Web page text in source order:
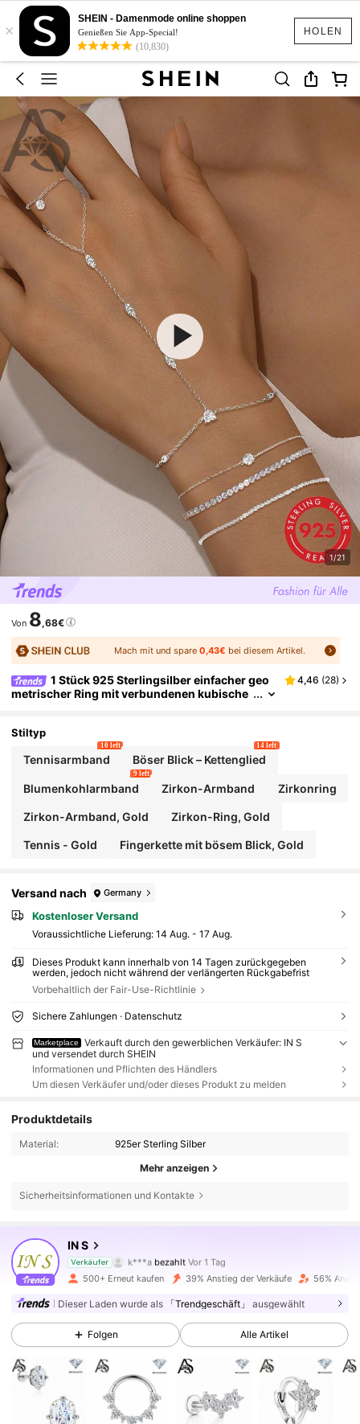
HOLEN
×
SHEIN - Damenmode online shoppen
Genießen Sie App-Special!
(10,830)
1/21
Von 8,68€
Mach mit und spare 0,43€ bei diesem Artikel.
1 Stück 925 Sterlingsilber einfacher geo
metrischer Ring mit verbundenen kubische
4,46 (28)
Stiltyp
Tennisarmband
10 left
Böser Blick – Kettenglied
14 left
Blumenkohlarmband
9 left
Zirkon-Armband Zirkonring
Zirkon-Armband, Gold Zirkon-Ring, Gold
Tennis - Gold Fingerkette mit bösem Blick, Gold
Versand nach Germany
Kostenloser Versand
Voraussichtliche Lieferung: 14 Aug. - 17 Aug.
Dieses Produkt kann innerhalb von 14 Tagen zurückgegeben
werden, jedoch nicht während der verlängerten Rückgabefrist
Vorbehaltlich der Fair-Use-Richtlinie
Sichere Zahlungen · Datenschutz
Marketplace
Verkauft durch den gewerblichen Verkäufer: IN S
und versendet durch SHEIN
Informationen und Pflichten des Händlers
Um diesen Verkäufer und/oder dieses Produkt zu melden
Produktdetails
Material: 925er Sterling Silber
Mehr anzeigen
Sicherheitsinformationen und Kontakte
IN S
Verkäufer
r***8istVor 17 Stunden
4,72 4K Follower
4K Follower
500+ Erneut kaufen 39% Anstieg der Verkäufe 56%
Dieser Laden wurde als 「Trendgeschäft」 ausgewählt
Folgen Alle Artikel